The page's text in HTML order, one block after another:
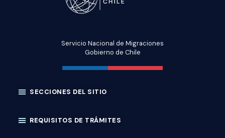
Servicio Nacional de Migraciones
Gobierno de Chile